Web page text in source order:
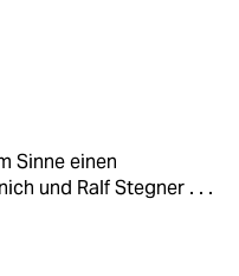
Sinne einen
und Ralf Stegner . . .